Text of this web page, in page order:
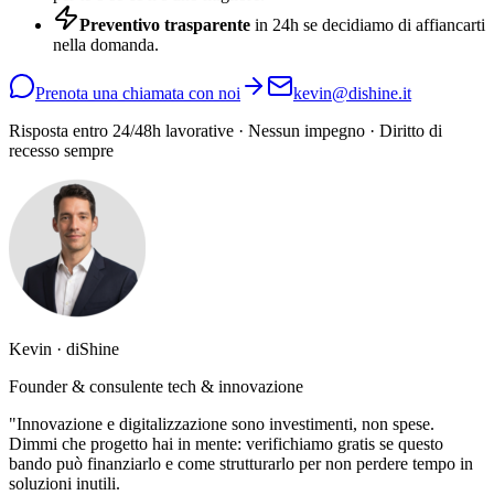
Preventivo trasparente in 24h se decidiamo di affiancarti
nella domanda.
Prenota una chiamata con noi
kevin@dishine.it
Risposta entro 24/48h lavorative · Nessun impegno · Diritto di
recesso sempre
Kevin · diShine
Founder & consulente tech & innovazione
"Innovazione e digitalizzazione sono investimenti, non spese.
Dimmi che progetto hai in mente: verifichiamo gratis se questo
bando può finanziarlo e come strutturarlo per non perdere tempo in
soluzioni inutili.